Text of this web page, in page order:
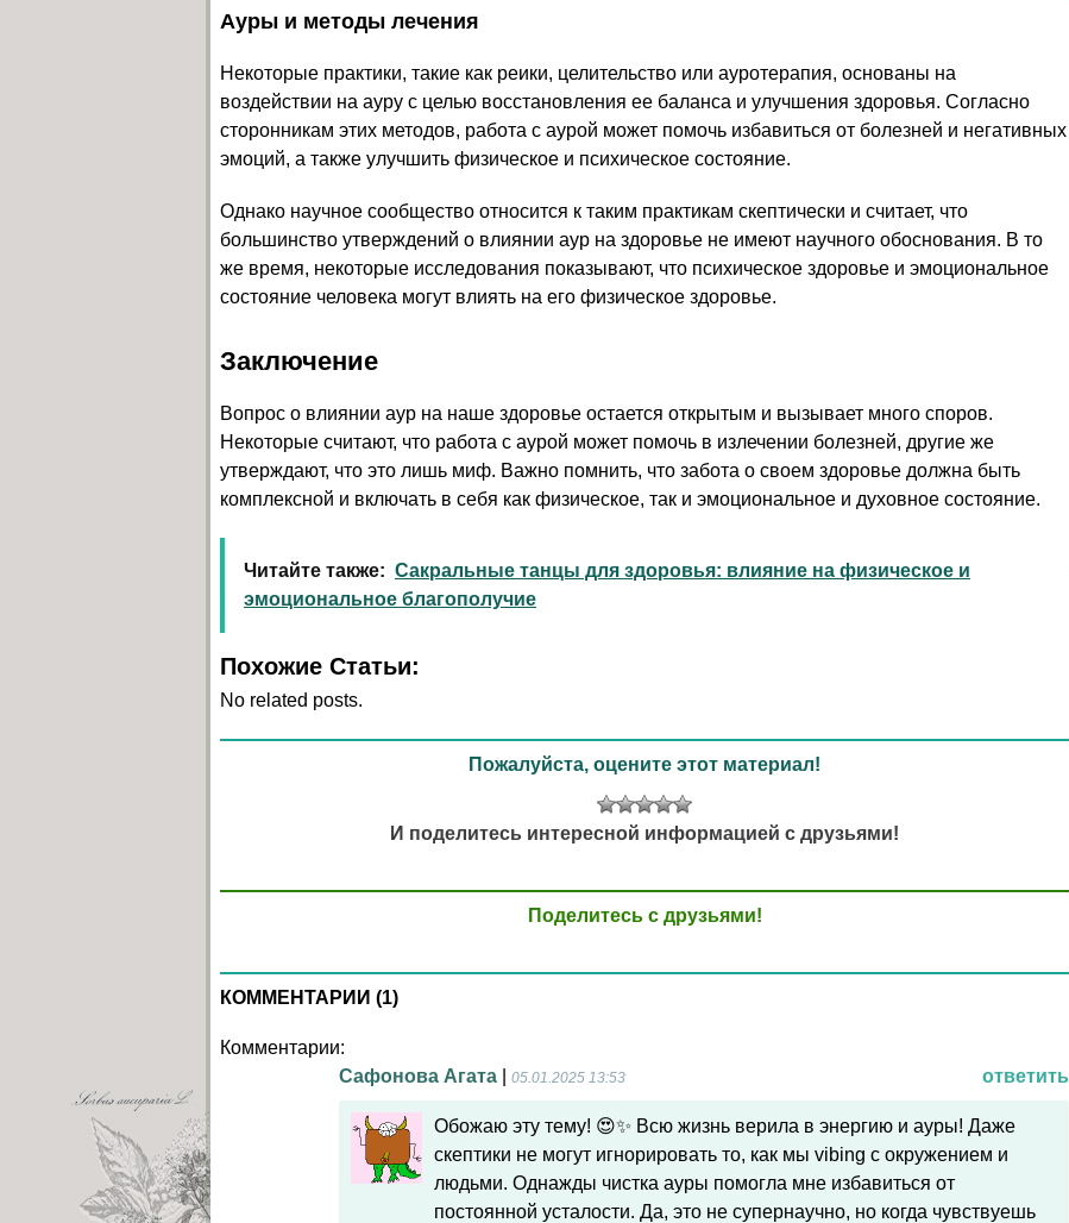
Ауры и методы лечения
Некоторые практики, такие как реики, целительство или ауротерапия, основаны на
воздействии на ауру с целью восстановления ее баланса и улучшения здоровья. Согласно
сторонникам этих методов, работа с аурой может помочь избавиться от болезней и негативных
эмоций, а также улучшить физическое и психическое состояние.
Однако научное сообщество относится к таким практикам скептически и считает, что
большинство утверждений о влиянии аур на здоровье не имеют научного обоснования. В то
же время, некоторые исследования показывают, что психическое здоровье и эмоциональное
состояние человека могут влиять на его физическое здоровье.
Заключение
Вопрос о влиянии аур на наше здоровье остается открытым и вызывает много споров.
Некоторые считают, что работа с аурой может помочь в излечении болезней, другие же
утверждают, что это лишь миф. Важно помнить, что забота о своем здоровье должна быть
комплексной и включать в себя как физическое, так и эмоциональное и духовное состояние.
Читайте также: Сакральные танцы для здоровья: влияние на физическое и
эмоциональное благополучие
Похожие Статьи:
No related posts.
Пожалуйста, оцените этот материал!
И поделитесь интересной информацией с друзьями!
Поделитесь с друзьями!
КОММЕНТАРИИ (1)
Комментарии:
Сафонова Агата
05.01.2025 13:53 ответить
Обожаю эту тему! 😍✨ Всю жизнь верила в энергию и ауры! Даже
скептики не могут игнорировать то, как мы vibing с окружением и
людьми. Однажды чистка ауры помогла мне избавиться от
постоянной усталости. Да, это не супернаучно, но когда чувствуешь